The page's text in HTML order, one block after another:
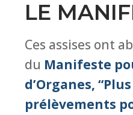
LE
Ces assises ont
du Manifeste
d’Organes,
prélèvements